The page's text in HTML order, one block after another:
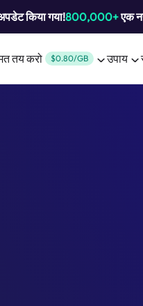
किया गया!800,000+एक
तय करो $0.80/GB उपाय